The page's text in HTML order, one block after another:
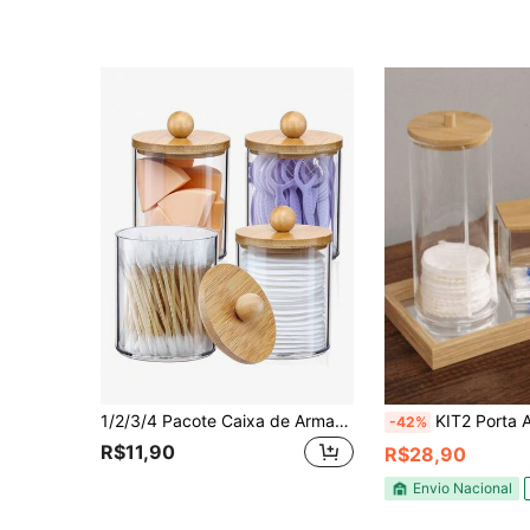
1/2/3/4 Pacote Caixa de Armazenamento de Cotonetes, Organizador de Banheiro de 10oz, Recipiente de Armazenamento de Acessórios, Pote de Plástico Transparente com Tampa de Bambu, Adequado para Bolas de Algodão, Cotonetes, Fio Dental
R$11,90
-42% KIT2 Porta Algodão E Porta Cotonete Em
R$28,90
Envio Nacional